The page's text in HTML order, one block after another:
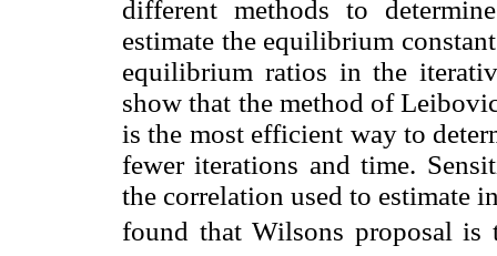
different methods to
estimate the equilibrium
equilibrium ratios in the
show that the method of
is the most efficient way to
fewer iterations and time.
the correlation used to estimate
found that Wilsons proposal